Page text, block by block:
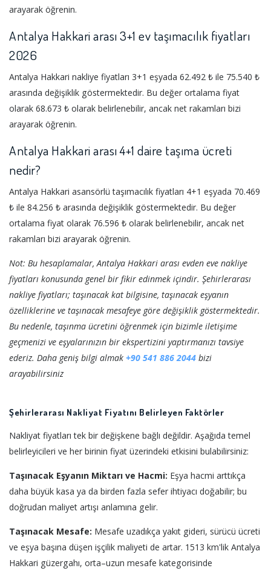
arayarak öğrenin.
Antalya Hakkari arası 3+1 ev taşımacılık fiyatları
2026
Antalya Hakkari nakliye fiyatları 3+1 eşyada 62.492 ₺ ile 75.540 ₺
arasında değişiklik göstermektedir. Bu değer ortalama fiyat
olarak 68.673 ₺ olarak belirlenebilir, ancak net rakamları bizi
arayarak öğrenin.
Antalya Hakkari arası 4+1 daire taşıma ücreti
nedir?
Antalya Hakkari asansörlü taşımacılık fiyatları 4+1 eşyada 70.469
₺ ile 84.256 ₺ arasında değişiklik göstermektedir. Bu değer
ortalama fiyat olarak 76.596 ₺ olarak belirlenebilir, ancak net
rakamları bizi arayarak öğrenin.
Not: Bu hesaplamalar, Antalya Hakkari arası evden eve nakliye
fiyatları konusunda genel bir fikir edinmek içindir. Şehirlerarası
nakliye fiyatları; taşınacak kat bilgisine, taşınacak eşyanın
özelliklerine ve taşınacak mesafeye göre değişiklik göstermektedir.
Bu nedenle, taşınma ücretini öğrenmek için bizimle iletişime
geçmenizi ve eşyalarınızın bir ekspertizini yaptırmanızı tavsiye
ederiz. Daha geniş bilgi almak +90 541 886 2044 bizi
arayabilirsiniz
Şehirlerarası Nakliyat Fiyatını Belirleyen Faktörler
Nakliyat fiyatları tek bir değişkene bağlı değildir. Aşağıda temel
belirleyicileri ve her birinin fiyat üzerindeki etkisini bulabilirsiniz:
Taşınacak Eşyanın Miktarı ve Hacmi: Eşya hacmi arttıkça
daha büyük kasa ya da birden fazla sefer ihtiyacı doğabilir; bu
doğrudan maliyet artışı anlamına gelir.
Taşınacak Mesafe: Mesafe uzadıkça yakıt gideri, sürücü ücreti
ve eşya başına düşen işçilik maliyeti de artar. 1513 km'lik Antalya
Hakkari güzergahı, orta–uzun mesafe kategorisinde